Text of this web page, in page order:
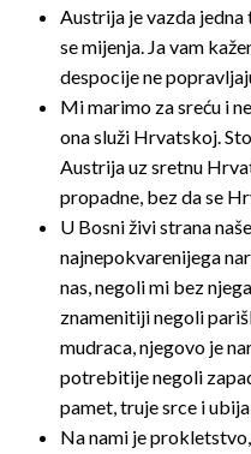
Austrija je vazda jedna
se mijenja. Ja vam
despocije ne
Mi marimo za sreću i
ona služi Hrvatskoj.
Austrija uz sretnu
propadne, bez da se
U Bosni živi strana
najnepokvarenijega
nas, negoli mi bez
znamenitiji negoli
mudraca, njegovo je
potrebitije negoli
pamet, truje srce i
Na nami je